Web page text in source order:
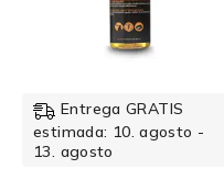
Entrega GRATIS
estimada: 10. agosto -
13. agosto